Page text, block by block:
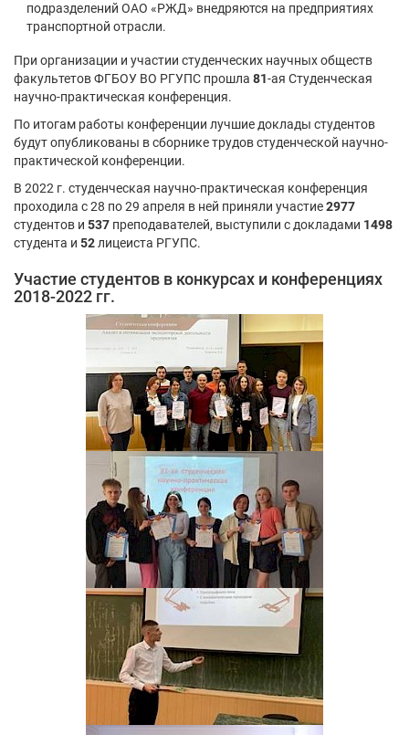
подразделений ОАО «РЖД» внедряются на предприятиях
транспортной отрасли.
При организации и участии студенческих научных обществ
факультетов ФГБОУ ВО РГУПС прошла 81-ая Студенческая
научно-практическая конференция.
По итогам работы конференции лучшие доклады студентов
будут опубликованы в сборнике трудов студенческой научно-
практической конференции.
В 2022 г. студенческая научно-практическая конференция
проходила с 28 по 29 апреля в ней приняли участие2977
студентов и 537 преподавателей, выступили с докладами 1498
студента и 52лицеиста РГУПС.
Участие студентов в конкурсах и конференциях
2018-2022 гг.